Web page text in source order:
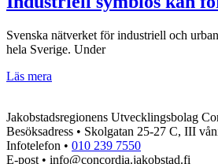
Svenska nätverket för industriell och
hela Sverige. Under
Läs mera
förena
lönsamhet,
tillväxt
och
Jakobstadsregionens Utvecklingsbolag
Besöksadress • Skolgatan 25-27 C, III
Infotelefon • 010 239 7550
E-post • info@concordia.jakobstad.fi